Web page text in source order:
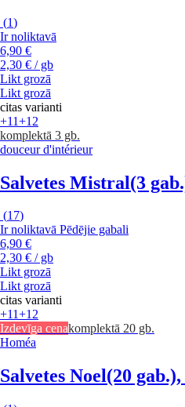
(1)
Ir noliktavā
6,90 €
2,30 € / gb
Likt grozā
Likt grozā
citas varianti
+11+12
komplektā 3 gb.
douceur d'intérieur
Salvetes Mistral(3
(17)
Ir noliktavā Pēdējie gabali
6,90 €
2,30 € / gb
Likt grozā
Likt grozā
citas varianti
+11+12
Izdevīga cenakomplektā 20 gb.
Homéa
Salvetes Noel(20